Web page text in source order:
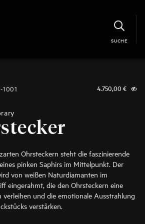
SUCHE
1001 4.750,00 €
Ohrsteckern steht die faszinierende
pinken Saphirs im Mittelpunkt. Der
von weißen Naturdiamanten im
eingerahmt, die den Ohrsteckern eine
verleihen und die emotionale Ausstrahlung
verstärken.